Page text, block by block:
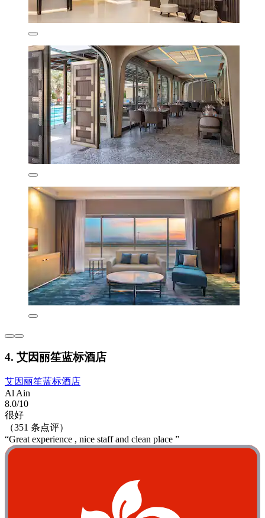
4. 艾因丽笙蓝标酒店
艾因丽笙蓝标酒店
Al Ain
8.0/10
很好
（351 条点评）
“Great experience , nice staff and clean place ”